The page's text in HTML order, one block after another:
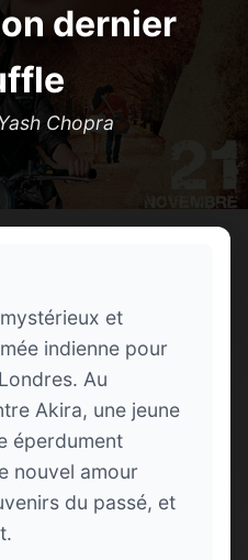
dernier
Chopra
et
indienne pour
Au
Akira, une jeune
éperdument
nouvel amour
du passé, et